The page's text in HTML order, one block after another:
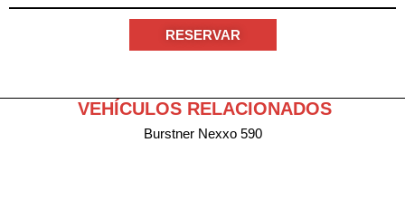
RESERVAR
VEHÍCULOS RELACIONADOS
Burstner Nexxo 590